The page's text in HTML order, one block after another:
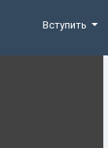
Вступить